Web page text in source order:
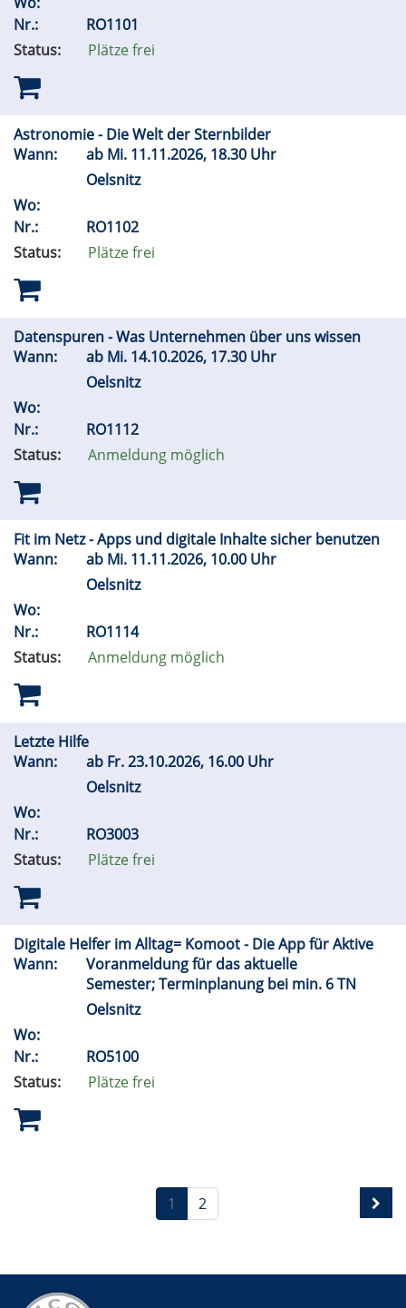
Nr.:
RO1101
Status:
Plätze frei
Astronomie - Die Welt der Sternbilder
Wann:
ab Mi. 11.11.2026, 18.30 Uhr
Oelsnitz
Wo:
Nr.:
RO1102
Status:
Plätze frei
Datenspuren - Was Unternehmen über uns wissen
Wann:
ab Mi. 14.10.2026, 17.30 Uhr
Oelsnitz
Wo:
Nr.:
RO1112
Status:
Anmeldung möglich
Fit im Netz - Apps und digitale Inhalte sicher benutzen
Wann:
ab Mi. 11.11.2026, 10.00 Uhr
Oelsnitz
Wo:
Nr.:
RO1114
Status:
Anmeldung möglich
Letzte Hilfe
Wann:
ab Fr.23.10.2026, 16.00 Uhr
Oelsnitz
Wo:
Nr.:
RO3003
Status:
Plätze frei
Digitale Helfer im Alltag= Komoot - Die App für Aktive
Wann:
Voranmeldung für das aktuelle
Semester; Terminplanung bei min. 6 TN
Oelsnitz
Wo:
Nr.:
RO5100
Status:
Plätze frei
1 2